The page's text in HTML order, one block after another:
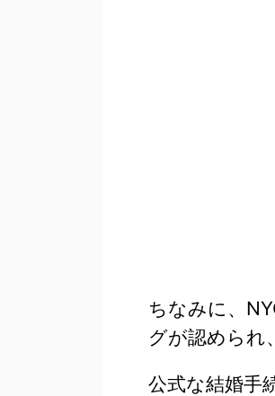
ちなみに、
グが認められ、
公式な結婚手